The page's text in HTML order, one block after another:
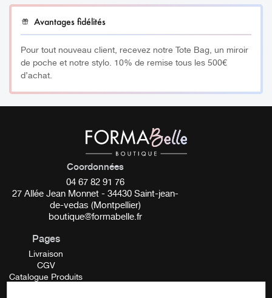
Avantages fidélités
Pour tout nouveau client, recevez notre Tote Bag, un miroir
de poche et notre stylo. 10% de remise tous les 500€
d’achat.
Coordonnées
04 67 82 91 76
27 Allée Jean Monnet - 34430 Saint-jean-
de-vedas (Montpellier)
boutique@formabelle.fr
Pages
Livraison
CGV
Catalogue Produits